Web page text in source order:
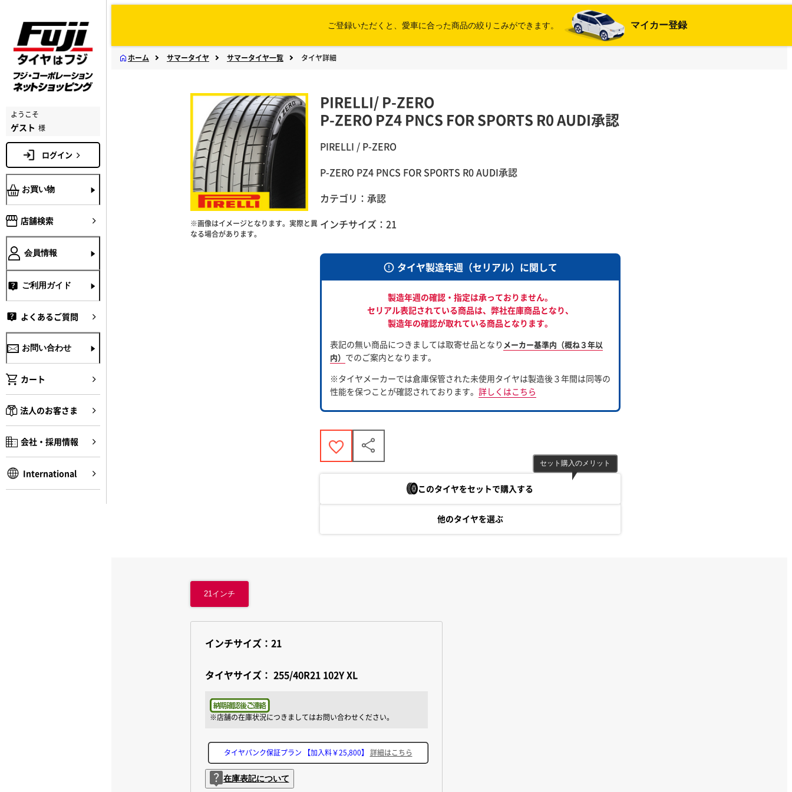
ようこそ
ゲスト 様
ログイン
お買い物
店舗検索
会員情報
ご利用ガイド
よくあるご質問
お問い合わせ
カート
法人のお客さま
会社・採用情報
International
ご登録いただくと、愛車に合った商品の絞りこみができます。 マイカー登録
ホーム サマータイヤ サマータイヤ一覧 タイヤ詳細
※画像はイメージとなります。実際と異
なる場合があります。
PIRELLI/P-ZERO
P-ZERO PZ4 PNCS FOR SPORTS R0 AUDI承認
PIRELLI / P-ZERO
P-ZERO PZ4 PNCS FOR SPORTS R0 AUDI承認
カテゴリ：承認
インチサイズ：21
タイヤ製造年週（セリアル）に関して
製造年週の確認・指定は承っておりません。
セリアル表記されている商品は、 弊社在庫商品となり、
製造年の確認が取れている商品となります。
表記の無い商品につきましては取寄せ品となり メーカー基準内（概ね３年以
内） でのご案内となります。
※タイヤメーカーでは倉庫保管された未使用タイヤは製造後３年間は同等の
性能を保つことが確認されております。 詳しくはこちら
セット購入のメリット
このタイヤをセットで購入する
他のタイヤを選ぶ
21 インチ
インチサイズ：21
タイヤサイズ： 255/40R21 102Y XL
タイヤパンク保証プラン 【加入料￥25,800】 詳細はこちら
在庫表記について